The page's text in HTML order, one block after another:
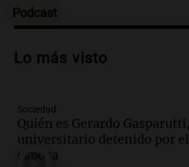
Episodios
Audio.Polémica en el
controvertidos
Audio.
para modificar proyecto
privada en el Senado
Panorama Federal
Podcast
Lo más visto
Sociedad
Quién es Gerardo
universitario detenido por
esposa